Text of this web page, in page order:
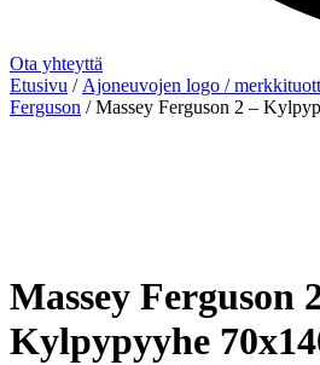
Ota yhteyttä
Etusivu / Ajoneuvojen logo /
Ferguson / Massey Ferguson 2 –
Massey Ferguson
Kylpypyyhe